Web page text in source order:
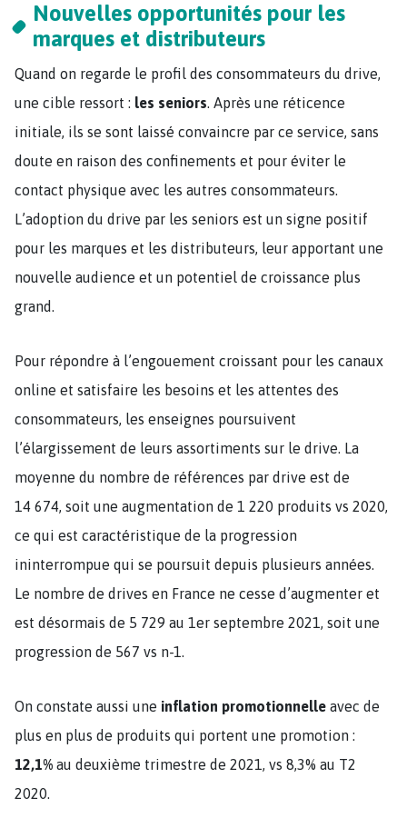
Nouvelles opportunités pour les
marques et distributeurs
Quand on regarde le profil des consommateurs du drive,
une cible ressort : les seniors. Après une réticence
initiale, ils se sont laissé convaincre par ce service, sans
doute en raison des confinements et pour éviter le
contact physique avec les autres consommateurs.
L’adoption du drive par les seniors est un signe positif
pour les marques et les distributeurs, leur apportant une
nouvelle audience et un potentiel de croissance plus
grand.
Pour répondre à l’engouement croissant pour les canaux
online et satisfaire les besoins et les attentes des
consommateurs, les enseignes poursuivent
l’élargissement de leurs assortiments sur le drive. La
moyenne du nombre de références par drive est de
14 674, soit une augmentation de 1 220 produits vs 2020,
ce qui est caractéristique de la progression
ininterrompue qui se poursuit depuis plusieurs années.
Le nombre de drives en France ne cesse d’augmenter et
est désormais de 5 729 au 1er septembre 2021, soit une
progression de 567 vs n-1.
On constate aussi une inflation promotionnelle avec de
plus en plus de produits qui portent une promotion :
12,1% au deuxième trimestre de 2021, vs 8,3% au T2
2020.